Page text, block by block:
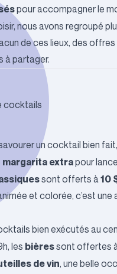
pour accompagner le
nous avons regroupé
de ces lieux, des offres
à partager.
cocktails
un cocktail bien
margarita extrapour
sont offerts à10
et colorée, c’est
bien exécutés au
les bièressont offertes
de vin, une belle